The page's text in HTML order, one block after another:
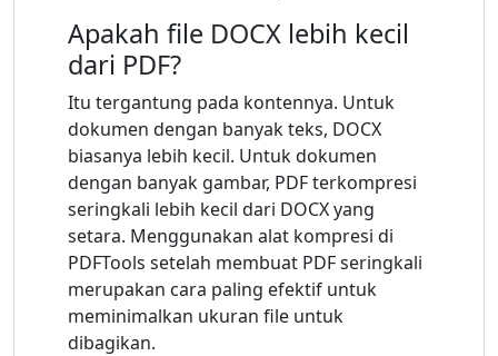
Apakah file DOCX lebih kecil
dari PDF?
Itu tergantung pada kontennya. Untuk
dokumen dengan banyak teks, DOCX
biasanya lebih kecil. Untuk dokumen
dengan banyak gambar, PDF terkompresi
seringkali lebih kecil dari DOCX yang
setara. Menggunakan alat kompresi di
PDFTools setelah membuat PDF seringkali
merupakan cara paling efektif untuk
meminimalkan ukuran file untuk
dibagikan.